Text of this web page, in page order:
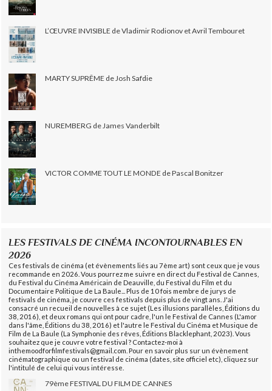
L’ŒUVRE INVISIBLE de Vladimir Rodionov et Avril Tembouret
MARTY SUPRÊME de Josh Safdie
NUREMBERG de James Vanderbilt
VICTOR COMME TOUT LE MONDE de Pascal Bonitzer
LES FESTIVALS DE CINÉMA INCONTOURNABLES EN
2026
Ces festivals de cinéma (et évènements liés au 7ème art) sont ceux que je vous
recommande en 2026. Vous pourrez me suivre en direct du Festival de Cannes,
du Festival du Cinéma Américain de Deauville, du Festival du Film et du
Documentaire Politique de La Baule... Plus de 10 fois membre de jurys de
festivals de cinéma, je couvre ces festivals depuis plus de vingt ans. J'ai
consacré un recueil de nouvelles à ce sujet (Les illusions parallèles, Éditions du
38, 2016), et deux romans qui ont pour cadre, l'un le Festival de Cannes (L'amor
dans l'âme, Éditions du 38, 2016) et l'autre le Festival du Cinéma et Musique de
Film de La Baule (La Symphonie des rêves, Éditions Blacklephant, 2023). Vous
souhaitez que je couvre votre festival ? Contactez-moi à
inthemoodforfilmfestivals@gmail.com. Pour en savoir plus sur un évènement
cinématographique ou un festival de cinéma (dates, site officiel etc), cliquez sur
l'intitulé de celui qui vous intéresse.
79ème FESTIVAL DU FILM DE CANNES